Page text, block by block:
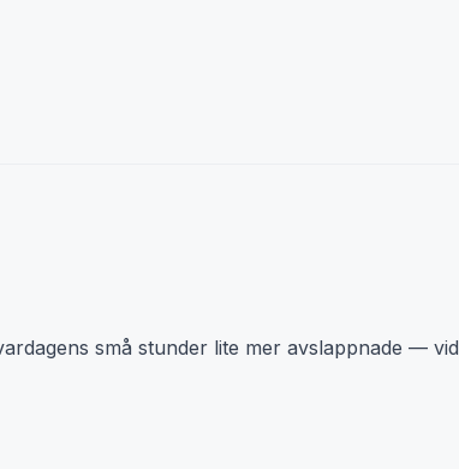
små stunder lite mer avslappnade — vid